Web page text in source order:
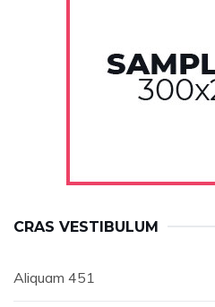
CRAS VESTIBULUM
Aliquam 451